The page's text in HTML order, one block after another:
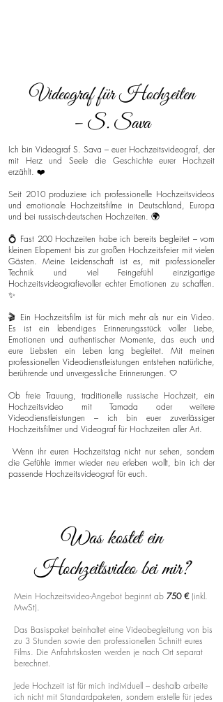
Videograf für Hochzeiten
– S. Sava
Ich bin Videograf S. Sava – euer Hochzeitsvideograf, der
mit Herz und Seele die Geschichte eurer Hochzeit
erzählt. ❤️
Seit 2010 produziere ich professionelle Hochzeitsvideos
und emotionale Hochzeitsfilme in Deutschland, Europa
und bei russisch-deutschen Hochzeiten. 🌍
💍 Fast 200 Hochzeiten habe ich bereits begleitet – vom
kleinen Elopement bis zur großen Hochzeitsfeier mit vielen
Gästen. Meine Leidenschaft ist es, mit professioneller
Technik und viel Feingefühl einzigartige
Hochzeitsvideografievoller echter Emotionen zu schaffen.
✨
🎬 Ein Hochzeitsfilm ist für mich mehr als nur ein Video.
Es ist ein lebendiges Erinnerungsstück voller Liebe,
Emotionen und authentischer Momente, das euch und
eure Liebsten ein Leben lang begleitet. Mit meinen
professionellen Videodienstleistungen entstehen natürliche,
berührende und unvergessliche Erinnerungen. 🤍
Ob freie Trauung, traditionelle russische Hochzeit, ein
Hochzeitsvideo mit Tamada oder weitere
Videodienstleistungen – ich bin euer zuverlässiger
Hochzeitsfilmer und Videograf für Hochzeiten aller Art.
Wenn ihr euren Hochzeitstag nicht nur sehen, sondern
die Gefühle immer wieder neu erleben wollt, bin ich der
passende Hochzeitsvideograf für euch.
Was kostet ein
Hochzeitsvideo bei mir?
Mein Hochzeitsvideo-Angebot beginnt ab 750 € (inkl.
MwSt).
Das Basispaket beinhaltet eine Videobegleitung von bis
zu 3 Stunden sowie den professionellen Schnitt eures
Films. Die Anfahrtskosten werden je nach Ort separat
berechnet.
Jede Hochzeit ist für mich individuell – deshalb arbeite
ich nicht mit Standardpaketen, sondern erstelle für jedes